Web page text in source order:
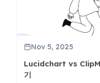
Nov 5, 2025
Lucidchart vs
기